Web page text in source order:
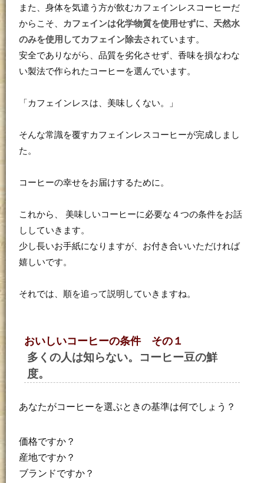
また、身体を気遣う方が飲むカフェインレスコーヒーだ
からこそ、 カフェインは化学物質を使用せずに、天然水
のみを使用してカフェイン除去されています。
安全でありながら、品質を劣化させず、香味を損なわな
い製法で作られたコーヒーを選んでいます。
「カフェインレスは、美味しくない。」
そんな常識を覆すカフェインレスコーヒーが完成しまし
た。
コーヒーの幸せをお届けするために。
これから、 美味しいコーヒーに必要な４つの条件をお話
ししていきます。
少し長いお手紙になりますが、お付き合いいただければ
嬉しいです。
それでは、順を追って説明していきますね。
おいしいコーヒーの条件 その１
多くの人は知らない。コーヒー豆の鮮
度。
あなたがコーヒーを選ぶときの基準は何でしょう？
価格ですか？
産地ですか？
ブランドですか？